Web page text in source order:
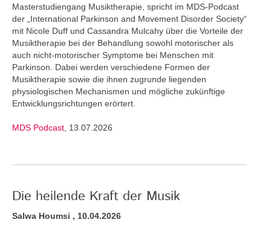
Masterstudiengang Musiktherapie, spricht im MDS-Podcast
der „International Parkinson and Movement Disorder Society“
mit Nicole Duff und Cassandra Mulcahy über die Vorteile der
Musiktherapie bei der Behandlung sowohl motorischer als
auch nicht-motorischer Symptome bei Menschen mit
Parkinson. Dabei werden verschiedene Formen der
Musiktherapie sowie die ihnen zugrunde liegenden
physiologischen Mechanismen und mögliche zukünftige
Entwicklungsrichtungen erörtert.
MDS Podcast , 13.07.2026
Die heilende Kraft der Musik
Salwa Houmsi , 10.04.2026